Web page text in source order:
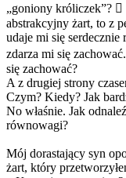
„goniony króliczek”? 
abstrakcyjny żart, to z
udaje mi się
zdarza mi się
się zachować?
A z drugiej strony
Czym? Kiedy? Jak
No właśnie. Jak
równowagi?
Mój dorastający syn
żart, który